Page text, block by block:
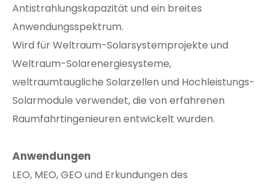
Antistrahlungskapazität und ein breites
Anwendungsspektrum.
Wird für Weltraum-Solarsystemprojekte und
Weltraum-Solarenergiesysteme,
weltraumtaugliche Solarzellen und Hochleistungs-
Solarmodule verwendet, die von erfahrenen
Raumfahrtingenieuren entwickelt wurden.
Anwendungen
LEO, MEO, GEO und Erkundungen des